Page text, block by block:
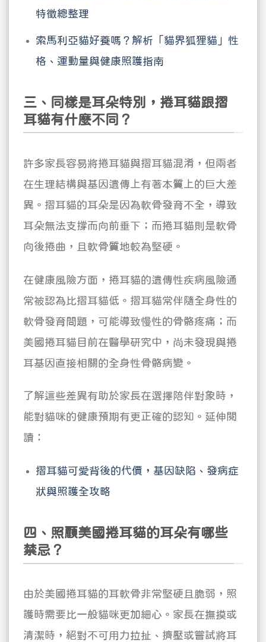
特徵總整理
索馬利亞貓好養嗎？解析「貓界狐狸貓」性
格、運動量與健康照護指南
三、同樣是耳朵特別，捲耳貓跟摺
耳貓有什麼不同？
許多家長容易將捲耳貓與摺耳貓混淆，但兩者
在生理結構與基因遺傳上有著本質上的巨大差
異。摺耳貓的耳朵是因為軟骨發育不全，導致
耳朵無法支撐而向前垂下；而捲耳貓則是軟骨
向後捲曲，且軟骨質地較為堅硬。
在健康風險方面，捲耳貓的遺傳性疾病風險通
常被認為比摺耳貓低。摺耳貓常伴隨全身性的
軟骨發育問題，可能導致慢性的骨骼疼痛；而
美國捲耳貓目前在醫學研究中，尚未發現與捲
耳基因直接相關的全身性骨骼病變。
了解這些差異有助於家長在選擇陪伴對象時，
能對貓咪的健康預期有更正確的認知。延伸閱
讀：
摺耳貓可愛背後的代價，基因缺陷、發病症
狀與照護全攻略
四、照顧美國捲耳貓的耳朵有哪些
禁忌？
由於美國捲耳貓的耳軟骨非常堅硬且脆弱，照
護時需要比一般貓咪更加細心。家長在撫摸或
清潔時，絕對不可用力拉扯、擠壓或嘗試將耳